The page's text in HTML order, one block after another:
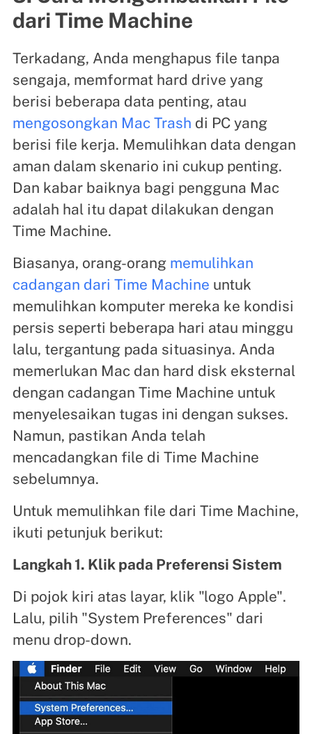
dari Time Machine
Terkadang, Anda menghapus file tanpa
sengaja, memformat hard drive yang
berisi beberapa data penting, atau
mengosongkan Mac Trash di PC yang
berisi file kerja. Memulihkan data dengan
aman dalam skenario ini cukup penting.
Dan kabar baiknya bagi pengguna Mac
adalah hal itu dapat dilakukan dengan
Time Machine.
Biasanya, orang-orang memulihkan
cadangan dari Time Machine untuk
memulihkan komputer mereka ke kondisi
persis seperti beberapa hari atau minggu
lalu, tergantung pada situasinya. Anda
memerlukan Mac dan hard disk eksternal
dengan cadangan Time Machine untuk
menyelesaikan tugas ini dengan sukses.
Namun, pastikan Anda telah
mencadangkan file di Time Machine
sebelumnya.
Untuk memulihkan file dari Time Machine,
ikuti petunjuk berikut:
Langkah 1. Klik pada Preferensi Sistem
Di pojok kiri atas layar, klik "logo Apple".
Lalu, pilih "System Preferences" dari
menu drop-down.